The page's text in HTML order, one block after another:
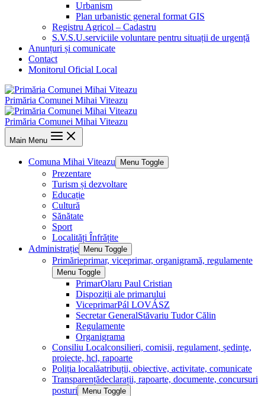
Urbanism
Plan urbanistic general format GIS
Registru Agricol – Cadastru
S.V.S.U.serviciile voluntare pentru situații de urgență
Anunțuri și comunicate
Contact
Monitorul Oficial Local
Primăria Comunei Mihai Viteazu
Primăria Comunei Mihai Viteazu
Main Menu
Comuna Mihai Viteazu Menu Toggle
Prezentare
Turism și dezvoltare
Educație
Cultură
Sănătate
Sport
Localități Înfrățite
Administrație
Menu Toggle
Primărieprimar, viceprimar, organigramă, regulamente
Menu Toggle
PrimarOlaru Paul Cristian
Dispoziții ale primarului
ViceprimarPál LOVÁSZ
Secretar GeneralStăvariu Tudor Călin
Regulamente
Organigrama
Consiliu Localconsilieri, comisii, regulament, ședințe,
proiecte, hcl, rapoarte
Poliția localăatribuții, obiective, activitate, comunicate
Transparențădeclarații, rapoarte, documente, concursuri
posturi
Menu Toggle